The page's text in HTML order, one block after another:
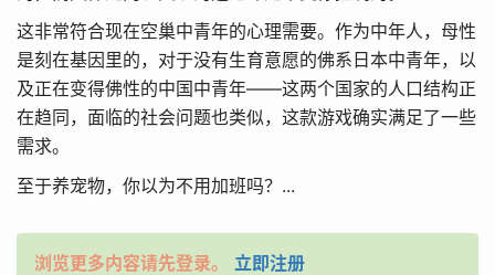
这非常符合现在空巢中青年的心理需要。作为中年人，母性
是刻在基因里的，对于没有生育意愿的佛系日本中青年，以
及正在变得佛性的中国中青年——这两个国家的人口结构正
在趋同，面临的社会问题也类似，这款游戏确实满足了一些
需求。
至于养宠物，你以为不用加班吗？...
浏览更多内容请先登录。 立即注册